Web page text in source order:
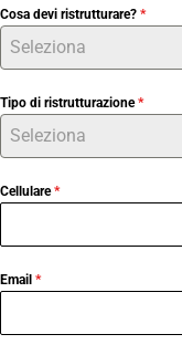
Cosa devi ristrutturare? *
Seleziona
Tipo di ristrutturazione*
Seleziona
Cellulare*
Email *